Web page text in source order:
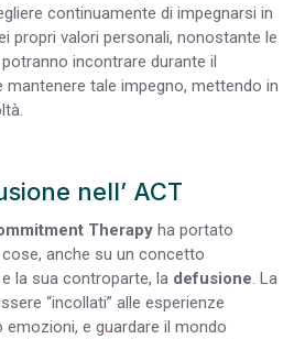
continuamente di impegnarsi in
propri valori personali, nonostante le
incontrare durante il
tale impegno, mettendo in
nell’ ACT
Therapy ha portato
anche su un concetto
e la sua controparte, la defusione. La
“incollati” alle esperienze
emozioni, e guardare il mondo